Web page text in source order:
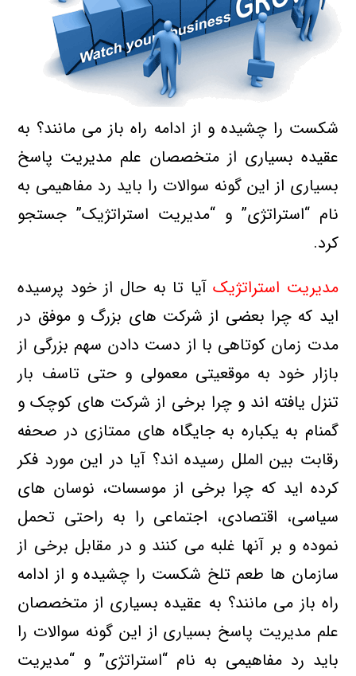
شکست را چشیده و از ادامه راه باز می مانند؟ به
عقیده بسیاری از متخصصان علم مدیریت پاسخ
بسیاری از این گونه سوالات را باید رد مفاهیمی به
نام “استراتژی” و “مدیریت استراتژیک” جستجو
کرد.
مدیریت استراتژیکآیا تا به حال از خود پرسیده
اید که چرا بعضی از شرکت های بزرگ و موفق در
مدت زمان کوتاهی با از دست دادن سهم بزرگی از
بازار خود به موقعیتی معمولی و حتی تاسف بار
تنزل یافته اند و چرا برخی از شرکت های کوچک و
گمنام به یکباره به جایگاه های ممتازی در صحفه
رقابت بین الملل رسیده اند؟ آیا در این مورد فکر
کرده اید که چرا برخی از موسسات، نوسان های
سیاسی، اقتصادی، اجتماعی را به راحتی تحمل
نموده و بر آنها غلبه می کنند و در مقابل برخی از
سازمان ها طعم تلخ شکست را چشیده و از ادامه
راه باز می مانند؟ به عقیده بسیاری از متخصصان
علم مدیریت پاسخ بسیاری از این گونه سوالات را
باید رد مفاهیمی به نام “استراتژی” و “مدیریت